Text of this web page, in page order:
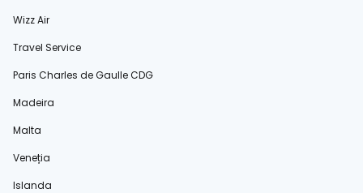
Wizz Air
Travel Service
Paris Charles de Gaulle CDG
Madeira
Malta
Veneția
Islanda